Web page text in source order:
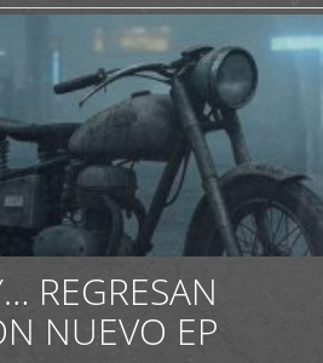
REGRESAN
NUEVO EP